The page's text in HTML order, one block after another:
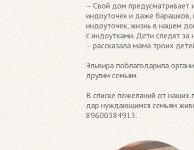
– Свой дом предусматривает
индоуточек и даже барашков,
индоуточек, жизнь в нашем
с индоутками. Дети следят
– рассказала мама троих
Эльвира поблагодарила
другим семьям.
В списке пожеланий от наших
дар нуждающимся семьям
89600384913.